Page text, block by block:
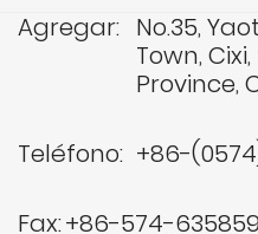
Agregar: No.35,
Town,
Province,
Teléfono: +86-
Fax:+86-574-